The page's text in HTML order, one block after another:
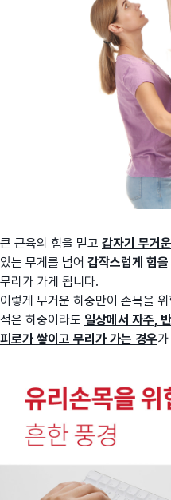
큰 근육의 힘을 믿고 갑자기 무거
있는 무게를 넘어 갑작스럽게 힘
무리가 가게 됩니다.
이렇게 무거운 하중만이 손목을
적은 하중이라도 일상에서 자주,
피로가 쌓이고 무리가 가는 경우